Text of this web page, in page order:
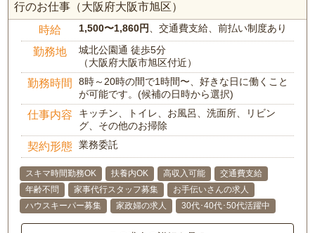
行のお仕事（大阪府大阪市旭区）
時給 1,500〜1,860円 、交通費支給、前払い制度あり
勤務地
城北公園通 徒歩5分
（大阪府大阪市旭区付近）
勤務時間
8時～20時の間で1時間〜、好きな日に働くこと
が可能です。(候補の日時から選択)
仕事内容
キッチン、トイレ、お風呂、洗面所、リビン
グ、その他のお掃除
契約形態 業務委託
スキマ時間勤務OK 扶養内OK 高収入可能
交通費支給
年齢不問
家事代行スタッフ募集
お手伝いさんの求人
ハウスキーパー募集
家政婦の求人 30代･40代･50代活躍中